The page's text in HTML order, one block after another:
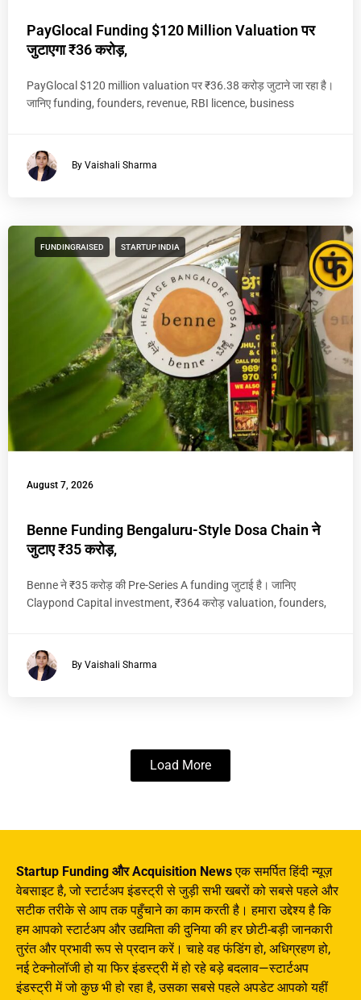
PayGlocal Funding $120 Million Valuation पर
जुटाएगा ₹36 करोड़,
PayGlocal $120 million valuation पर ₹36.38 करोड़ जुटाने जा रहा है।
जानिए funding, founders, revenue, RBI licence, business
By Vaishali Sharma
FUNDINGRAISED STARTUP INDIA
August 7, 2026
Benne Funding Bengaluru-Style Dosa Chain ने
जुटाए ₹35 करोड़,
Benne ने ₹35 करोड़ की Pre-Series A funding जुटाई है। जानिए
Claypond Capital investment, ₹364 करोड़ valuation, founders,
By Vaishali Sharma
Load More
Startup Funding और Acquisition Newsएक समर्पित हिंदी न्यूज़
वेबसाइट है, जो स्टार्टअप इंडस्ट्री से जुड़ी सभी खबरों को सबसे पहले और
सटीक तरीके से आप तक पहुँचाने का काम करती है। हमारा उद्देश्य है कि
हम आपको स्टार्टअप और उद्यमिता की दुनिया की हर छोटी-बड़ी जानकारी
तुरंत और प्रभावी रूप से प्रदान करें। चाहे वह फंडिंग हो, अधिग्रहण हो,
नई टेक्नोलॉजी हो या फिर इंडस्ट्री में हो रहे बड़े बदलाव—स्टार्टअप
इंडस्ट्री में जो कुछ भी हो रहा है, उसका सबसे पहले अपडेट आपको यहीं